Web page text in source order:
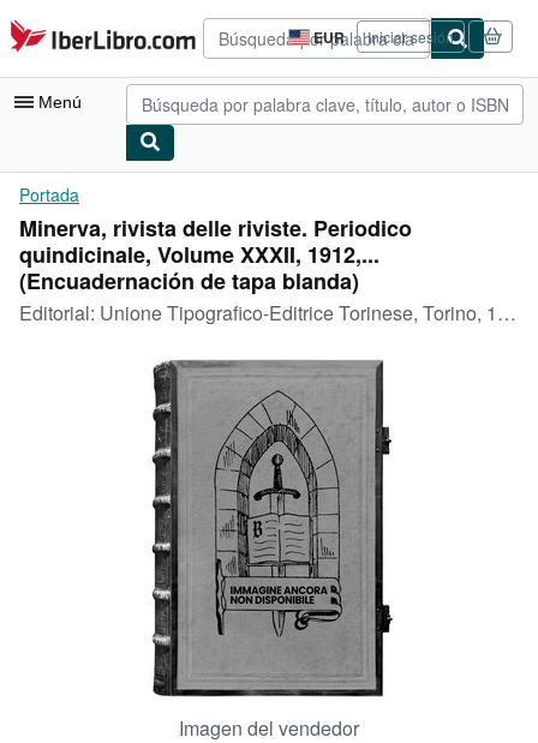
Pasar al contenido principal
IberLibro.com EUR
Preferencias
de
compra
del
Iniciar sesión
Menú
Mi cuenta
Consultar mis pedidos
Búsqueda avanzada
Colecciones
Arte y coleccionismo
Comenzar a vender
CERRAR
Portada
Minerva, rivista delle riviste. Periodico
quindicinale, Volume XXXII, 1912,...
(Encuadernación de tapa blanda)
Editorial: Unione Tipografico-Editrice Torinese, Torino, 1912
Imagen del vendedor